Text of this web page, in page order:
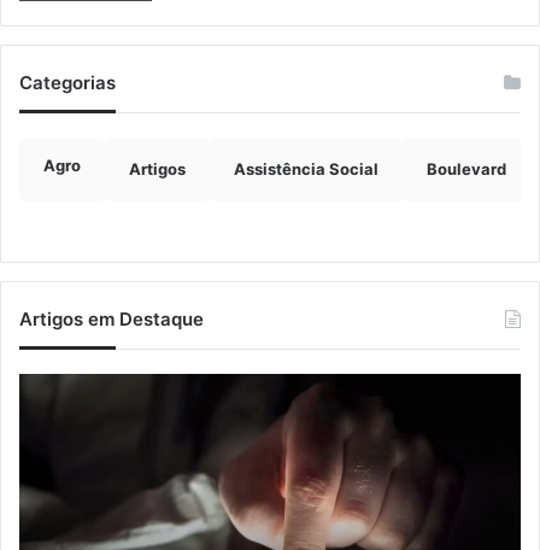
Categorias
Agro Artigos Assistência Social Boulevard
Artigos em Destaque
para
crimes
sexuais